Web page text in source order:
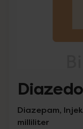
Diazepam,
milliliter